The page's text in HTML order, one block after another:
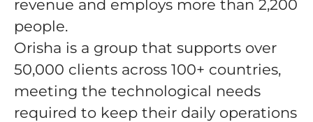
revenue and employs more than 2,200
people.
Orisha is a group that supports over
50,000 clients across 100+ countries,
meeting the technological needs
required to keep their daily operations